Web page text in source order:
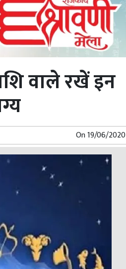
वाले रखें इन
On19/06/2020